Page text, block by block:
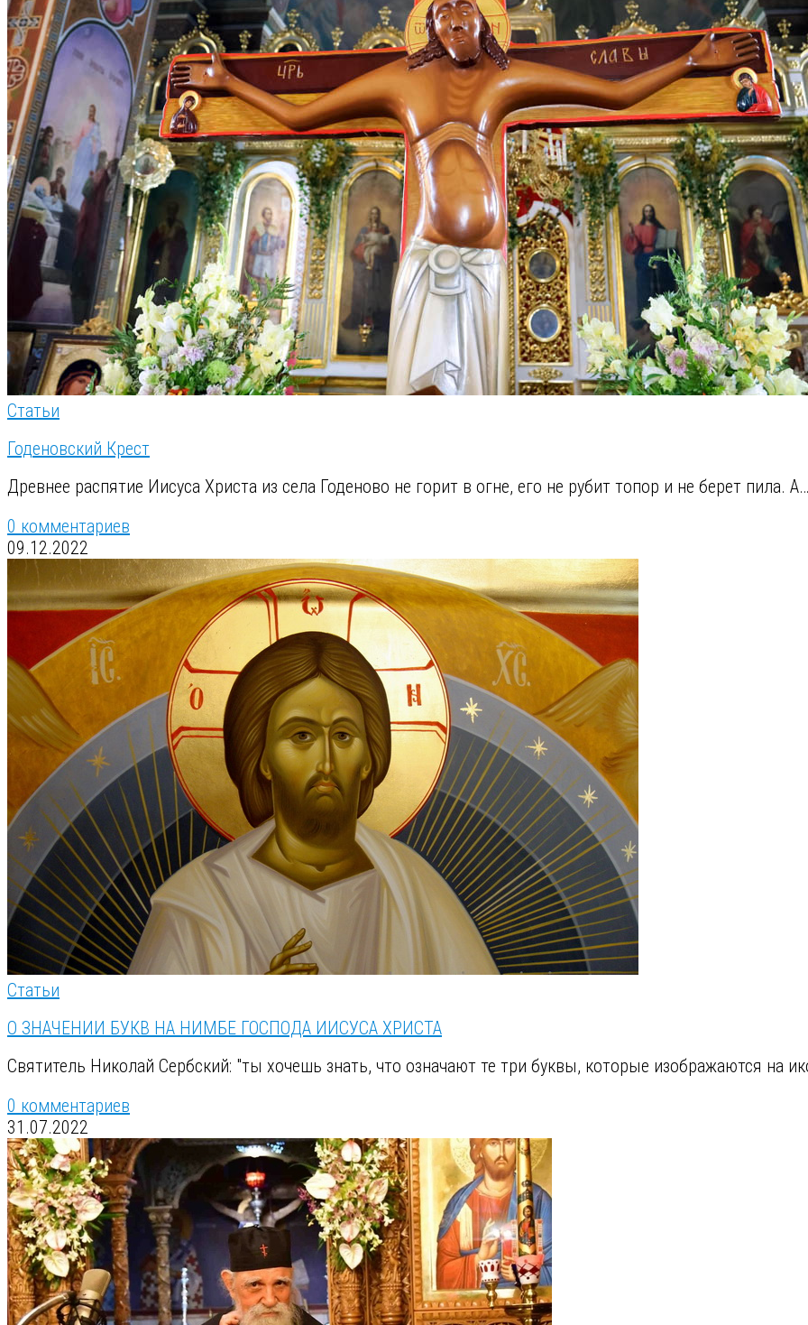
Статьи
Годеновский Крест
Древнее распятие Иисуса Христа из села Годеново не горит в огне, его не рубит топор и не берет пила. А…
0 комментариев
09.12.2022
Статьи
О ЗНАЧЕНИИ БУКВ НА НИМБЕ ГОСПОДА ИИСУСА ХРИСТА
Святитель Николай Сербский: "ты хочешь знать, что означают те три буквы, которые изображаются на
0 комментариев
31.07.2022